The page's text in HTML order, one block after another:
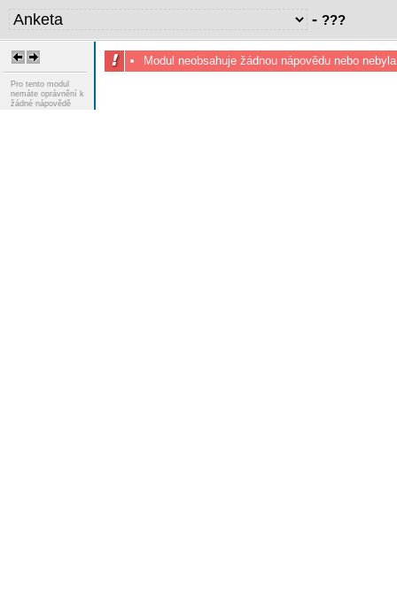
- ???
Pro tento modul
nemáte oprávnění k
žádné nápovědě
Modul neobsahuje žádnou nápovědu nebo